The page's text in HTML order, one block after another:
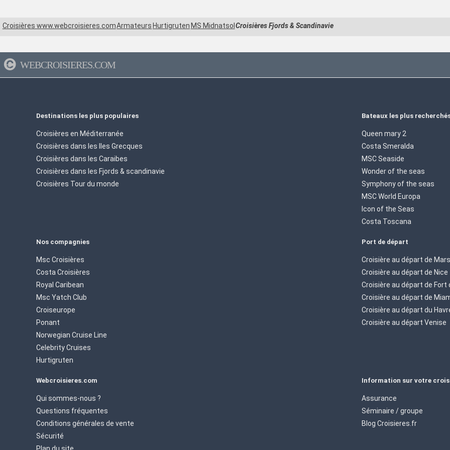
Croisières www.webcroisieres.comArmateurs Hurtigruten MS Midnatsol Croisières Fjords & Scandinavie
WEBCROISIERES.COM
Destinations les plus populaires
Croisières en Méditerranée
Croisières dans les Iles Grecques
Croisières dans les Caraibes
Croisières dans les Fjords & scandinavie
Croisières Tour du monde
Bateaux les plus
Queen mary 2
Costa Smeralda
MSC Seaside
Wonder of the seas
Symphony of the seas
MSC World Europa
Icon of the Seas
Costa Toscana
Nos compagnies
Msc Croisières
Costa Croisières
Royal Caribean
Msc Yatch Club
Croiseurope
Ponant
Norwegian Cruise Line
Celebrity Cruises
Hurtigruten
Port de départ
Croisière au départ de
Croisière au départ de Nice
Croisière au départ de Fort
Croisière au départ de
Croisière au départ du
Croisière au départ Venise
Webcroisieres.com
Qui sommes-nous ?
Questions fréquentes
Conditions générales de vente
Sécurité
Information sur votre
Assurance
Séminaire / groupe
Blog Croisieres.fr